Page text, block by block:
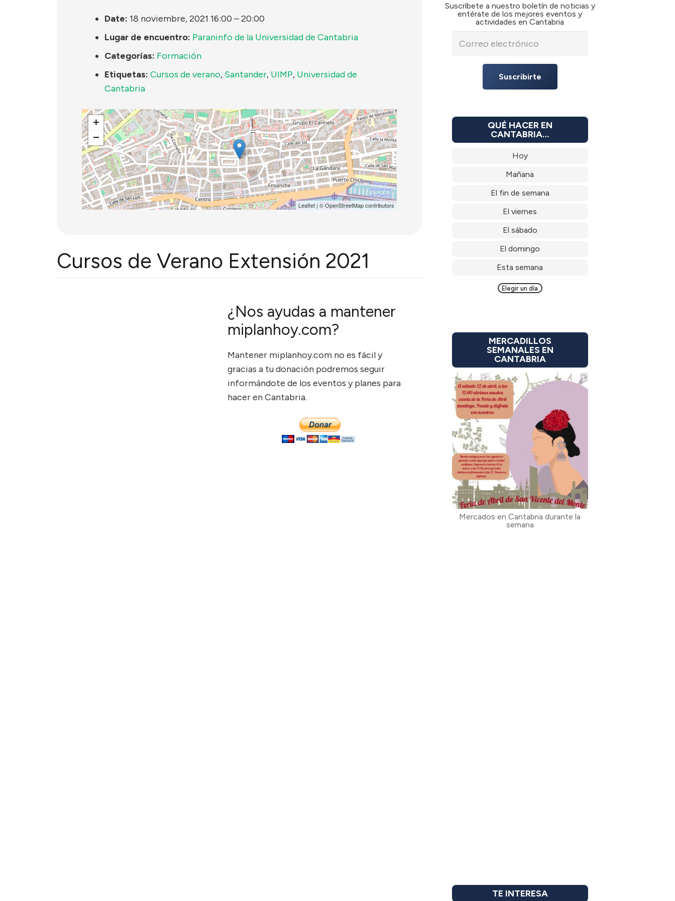
Date: 18 noviembre, 2021 16:00 –20:00
Lugar de encuentro: Paraninfo de la Universidad de Cantabria
Categorías: Formación
Etiquetas: Cursos de verano, Santander, UIMP, Universidad de
Cantabria
+
−
Leaflet| ©OpenStreetMapcontributors
Cursos de Verano Extensión 2021
¿Nos ayudas a mantener
miplanhoy.com?
Mantener miplanhoy.com no es fácil y
gracias a tu donación podremos seguir
informándote de los eventos y planes para
hacer en Cantabria.
Suscríbete a nuestro boletín de noticias y
entérate de los mejores eventos y
actividades en Cantabria
Suscribirte
QUÉ HACER EN
CANTABRIA…
Hoy
Mañana
El fin de semana
El viernes
El sábado
El domingo
Esta semana
Elegir un día
MERCADILLOS
SEMANALES EN
CANTABRIA
Mercados en Cantabria durante la
semana
TE INTERESA